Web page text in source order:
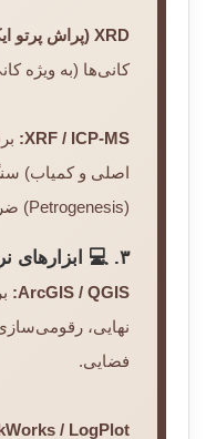
XRD (پراش پرتو ایکس):
کانی‌ها (به ویژه
XRF / ICP-MS:
اصلی و کمیاب)
(Petrogenesis) ضروری است.
۳. 💻 ابزارهای نرم‌افزاری:
ArcGIS / QGIS:
نهایی،
فضایی.
/ LogPlot: